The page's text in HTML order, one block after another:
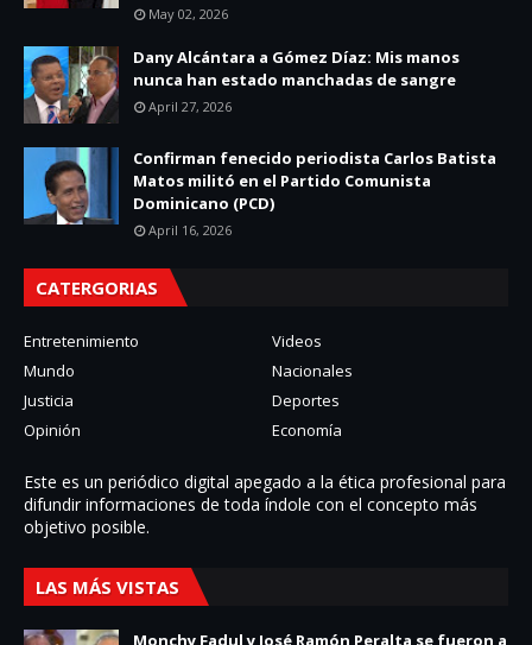
May 02, 2026
Dany Alcántara a Gómez Díaz: Mis manos
nunca han estado manchadas de sangre
April 27, 2026
Confirman fenecido periodista Carlos Batista
Matos militó en el Partido Comunista
Dominicano (PCD)
April 16, 2026
CATERGORIAS
Entretenimiento
Videos
Mundo
Nacionales
Justicia
Deportes
Opinión
Economía
Este es un periódico digital apegado a la ética profesional para
difundir informaciones de toda í­ndole con el concepto más
objetivo posible.
LAS MÁS VISTAS
Monchy Fadul y José Ramón Peralta se fueron a